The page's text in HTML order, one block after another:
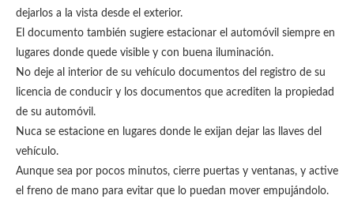
dejarlos a la vista desde el exterior.
El documento también sugiere estacionar el automóvil siempre en
lugares donde quede visible y con buena iluminación.
No deje al interior de su vehículo documentos del registro de su
licencia de conducir y los documentos que acrediten la propiedad
de su automóvil.
Nuca se estacione en lugares donde le exijan dejar las llaves del
vehículo.
Aunque sea por pocos minutos, cierre puertas y ventanas, y active
el freno de mano para evitar que lo puedan mover empujándolo.